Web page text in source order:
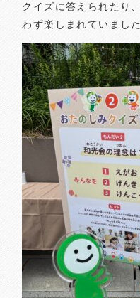
クイズに答えられたり
わず楽しまれていました